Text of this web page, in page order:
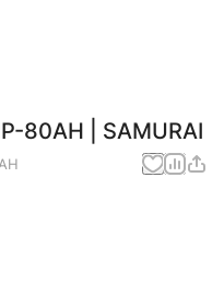
80AH | SAMURAI